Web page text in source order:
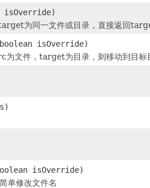
isOverride)
为同一文件或目录，直接返回
isOverride)
文件，target为目录，则移动到目标
isOverride)
单修改文件名